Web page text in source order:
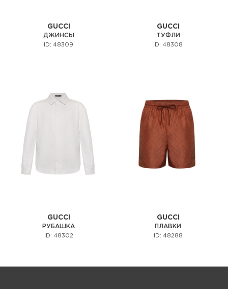
GUCCI
ДЖИНСЫ
ID: 48309
GUCCI
ТУФЛИ
ID: 48308
GUCCI
РУБАШКА
ID: 48302
GUCCI
ПЛАВКИ
ID: 48288